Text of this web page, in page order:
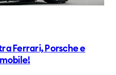
Ferrari, Porsche e